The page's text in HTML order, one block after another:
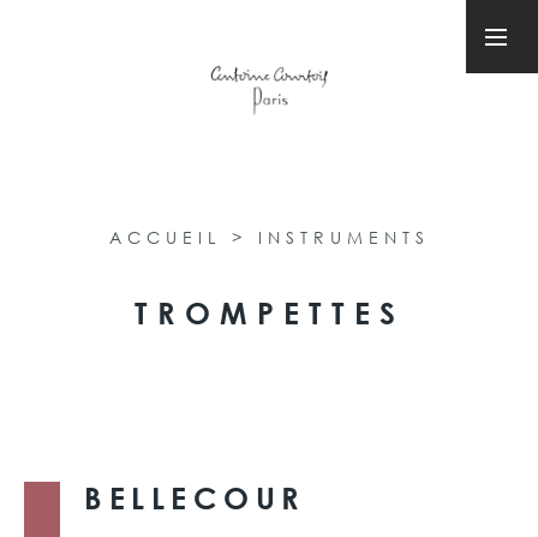
ACCUEIL > INSTRUMENTS
TROMPETTES
BELLECOUR